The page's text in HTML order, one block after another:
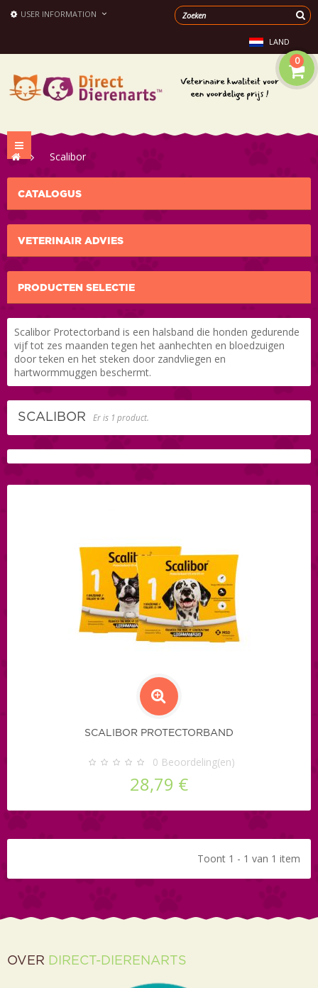
USER INFORMATION
LAND
0
Toggle
navigation
> Scalibor
CATALOGUS
VETERINAIR ADVIES
PRODUCTEN SELECTIE
Scalibor Protectorband is een halsband die honden gedurende
vijf tot zes maanden tegen het aanhechten en bloedzuigen
door teken en het steken door zandvliegen en
hartwormmuggen beschermt.
SCALIBOR Er is 1 product.
SCALIBOR PROTECTORBAND
0 Beoordeling(en)
28,79 €
Toont 1 - 1 van 1 item
OVER DIRECT-DIERENARTS